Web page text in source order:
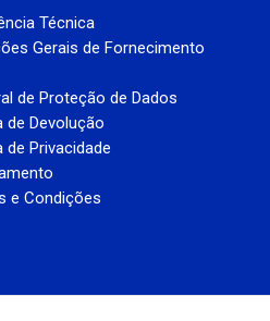
Técnica
Gerais de Fornecimento
de Proteção de Dados
de Devolução
de Privacidade
e Condições